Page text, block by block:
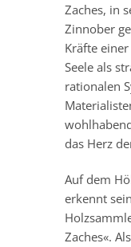
Zaches, in
Zinnober
Kräfte
Seele als
rationalen
das Herz
Auf dem
erkennt
Zaches«.